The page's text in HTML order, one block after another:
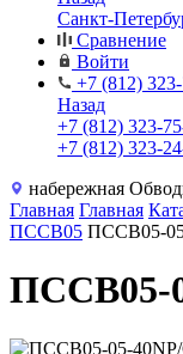
Санкт-
Сравнение
Войти
+7 (812)
Назад
+7 (812) 323-
+7 (812) 323-
набережная
Главная Главная
ПССВ05 ПССВ05-
ПССВ05-